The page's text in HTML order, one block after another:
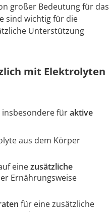
großer Bedeutung für das
sind wichtig für die
Unterstützung
mit Elektrolyten
füraktive
aus dem Körper
einezusätzliche
Ernährungsweise
für eine zusätzliche